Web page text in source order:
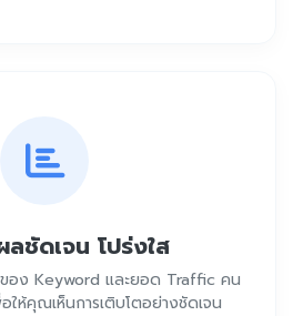
ลชัดเจน โปร่งใส
อง Keyword และยอด Traffic คน
อให้คุณเห็นการเติบโตอย่างชัดเจน